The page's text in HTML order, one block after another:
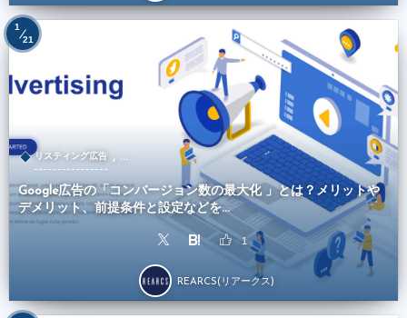
リスティング広告 , …
Google広告の「コンバージョン数の最大化 」とは？メリットや
デメリット、前提条件と設定などを...
1
REARCS(リアークス)
1
21